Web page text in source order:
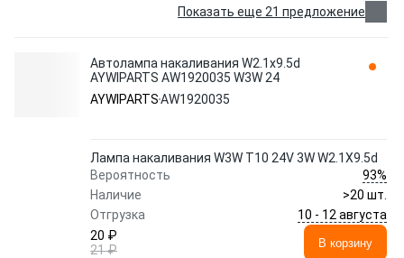
Показать еще 21 предложение
Автолампа накаливания W2.1x9.5d
AYWIPARTS AW1920035 W3W 24
AYWIPARTSAW1920035
Лампа накаливания W3W T10 24V 3W W2.1X9.5d
Вероятность
93%
Наличие
>20 шт.
Отгрузка
10 - 12 августа
20 ₽
21 ₽
В корзину